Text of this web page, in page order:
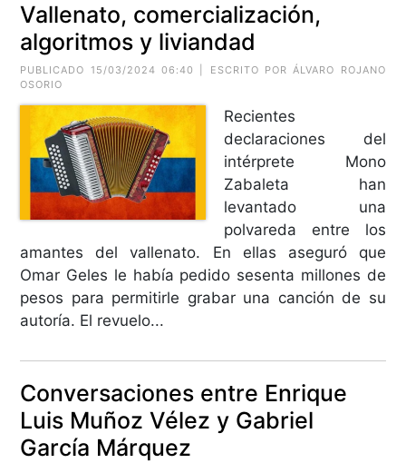
Vallenato, comercialización,
algoritmos y liviandad
PUBLICADO 15/03/2024 06:40 | ESCRITO POR ÁLVARO ROJANO
OSORIO
Recientes
declaraciones del
intérprete Mono
Zabaleta han
levantado una
polvareda entre los
amantes del vallenato. En ellas aseguró que
Omar Geles le había pedido sesenta millones de
pesos para permitirle grabar una canción de su
autoría. El revuelo...
Conversaciones entre Enrique
Luis Muñoz Vélez y Gabriel
García Márquez